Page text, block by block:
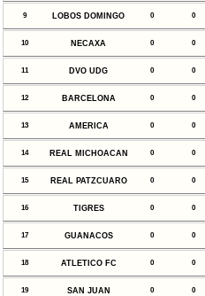
9 LOBOS DOMINGO 0 0
10 NECAXA 0 0
11 DVO UDG 0 0
12 BARCELONA 0 0
13 AMERICA 0 0
14 REAL MICHOACAN 0 0
15 REAL PATZCUARO 0 0
16 TIGRES 0 0
17 GUANACOS 0 0
18 ATLETICO FC 0 0
19 SAN JUAN 0 0